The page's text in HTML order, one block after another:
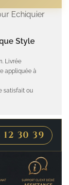
Echiquier
Style
Livrée
appliquée à
satisfait ou
30 39